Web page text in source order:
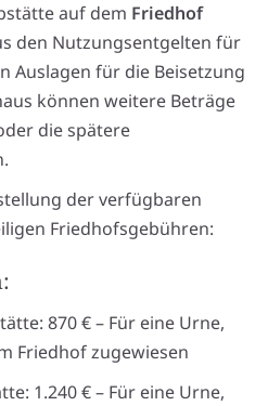
auf dem Friedhof
den Nutzungsentgelten für
Auslagen für die Beisetzung
können weitere Beträge
die spätere
der verfügbaren
Friedhofsgebühren:
870 € – Für eine Urne,
Friedhof zugewiesen
1.240 € – Für eine Urne,